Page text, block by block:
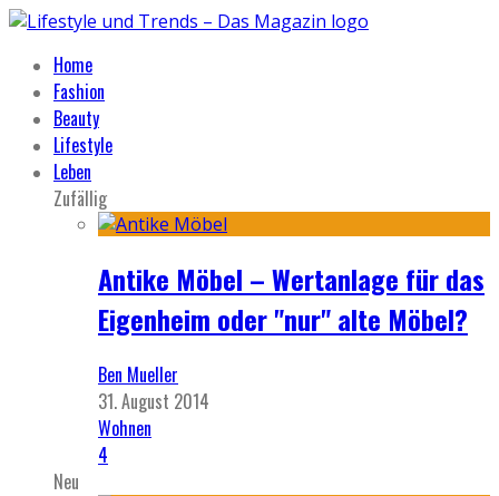
Home
Fashion
Beauty
Lifestyle
Leben
Zufällig
Antike Möbel – Wertanlage für das
Eigenheim oder "nur" alte Möbel?
Ben Mueller
31. August 2014
Wohnen
4
Neu